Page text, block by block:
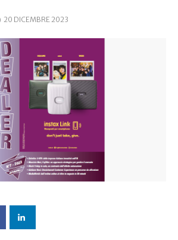
20 DICEMBRE 2023